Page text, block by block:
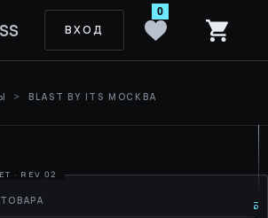
ВХОД
0
BLAST BY ITS МОСКВА
IQ